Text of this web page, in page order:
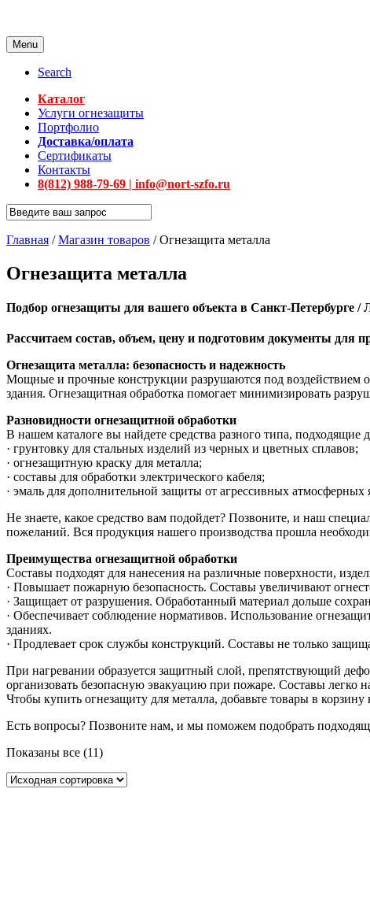
Menu
Search
Каталог
Услуги огнезащиты
Портфолио
Доставка/оплата
Сертификаты
Контакты
8(812) 988-79-69 | info@nort-szfo.ru
Главная / Магазин товаров /Огнезащита металла
Огнезащита металла
Подбор огнезащиты для вашего объекта в Санкт-Петербурге /
Рассчитаем состав, объем, цену и подготовим документы
Огнезащита металла: безопасность и надежность
Мощные и прочные конструкции разрушаются под воздействием
здания. Огнезащитная обработка помогает минимизировать
Разновидности огнезащитной обработки
В нашем каталоге вы найдете средства разного типа,
· грунтовку для стальных изделий из черных и цветных сплавов;
· огнезащитную краску для металла;
· составы для обработки электрического кабеля;
· эмаль для дополнительной защиты от агрессивных
Не знаете, какое средство вам подойдет? Позвоните, и наш
пожеланий. Вся продукция нашего производства прошла
Преимущества огнезащитной обработки
Составы подходят для нанесения на различные поверхности,
· Повышает пожарную безопасность. Составы увеличивают
· Защищает от разрушения. Обработанный материал дольше
· Обеспечивает соблюдение нормативов. Использование
зданиях.
· Продлевает срок службы конструкций. Составы не только
При нагревании образуется защитный слой, препятствующий
организовать безопасную эвакуацию при пожаре. Составы легко
Чтобы купить огнезащиту для металла, добавьте товары в
Есть вопросы? Позвоните нам, и мы поможем подобрать
Показаны все (11)